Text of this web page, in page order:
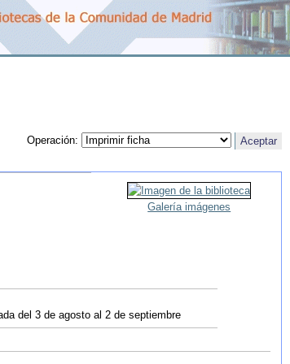
Operación:
Galería imágenes
del 3 de agosto al 2 de septiembre